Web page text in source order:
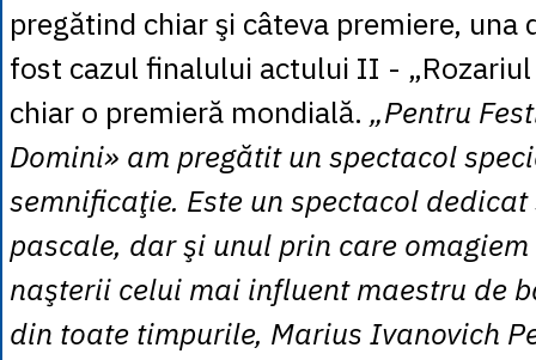
pregătind chiar şi câteva premiere, una
fost cazul finalului actului II -
chiar o premieră mondială. „Pentru
Domini» am pregătit un spectacol
semnificaţie. Este un spectacol
pascale, dar şi unul prin care
naşterii celui mai influent maestru de
din toate timpurile, Marius Ivanovich